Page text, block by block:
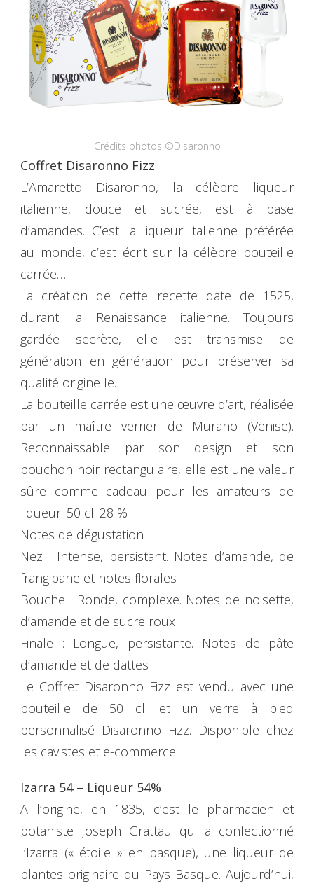
Crédits photos ©Disaronno
Coffret Disaronno Fizz
L’Amaretto Disaronno, la célèbre liqueur
italienne, douce et sucrée, est à base
d’amandes. C’est la liqueur italienne préférée
au monde, c’est écrit sur la célèbre bouteille
carrée…
La création de cette recette date de 1525,
durant la Renaissance italienne. Toujours
gardée secrète, elle est transmise de
génération en génération pour préserver sa
qualité originelle.
La bouteille carrée est une œuvre d’art, réalisée
par un maître verrier de Murano (Venise).
Reconnaissable par son design et son
bouchon noir rectangulaire, elle est une valeur
sûre comme cadeau pour les amateurs de
liqueur. 50 cl. 28 %
Notes de dégustation
Nez : Intense, persistant. Notes d’amande, de
frangipane et notes florales
Bouche : Ronde, complexe. Notes de noisette,
d’amande et de sucre roux
Finale : Longue, persistante. Notes de pâte
d’amande et de dattes
Le Coffret Disaronno Fizz est vendu avec une
bouteille de 50 cl. et un verre à pied
personnalisé Disaronno Fizz. Disponible chez
les cavistes et e-commerce
Izarra 54 – Liqueur 54%
A l’origine, en 1835, c’est le pharmacien et
botaniste Joseph Grattau qui a confectionné
l’Izarra (« étoile » en basque), une liqueur de
plantes originaire du Pays Basque. Aujourd’hui,